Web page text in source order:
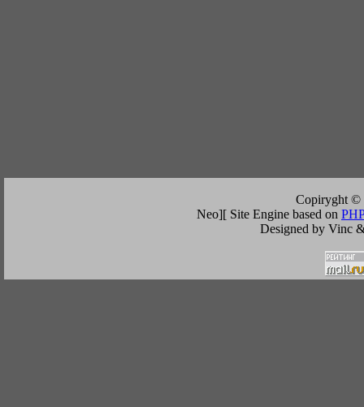
Copiryght ©
Neo][ Site Engine based on
Designed by Vinc